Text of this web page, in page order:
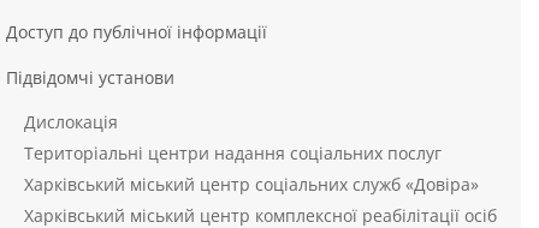
Доступ до публічної інформації
Підвідомчі установи
Дислокація
Територіальні центри надання соціальних послуг
Харківський міський центр соціальних служб «Довіра»
Харківський міський центр комплексної реабілітації осіб